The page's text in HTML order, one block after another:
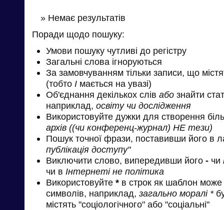
» Немає результатів
Поради щодо пошуку:
Умови пошуку чутливі до регістру
Загальні слова ігноруються
За замовчуванням тільки записи, що
(тобто І мається на увазі)
Об'єднання декількох слів або знайти
наприклад, освіту чи дослідження
Використовуйте дужки для створення
архів ((чи конференц-журнал) НЕ тези)
Пошук точної фрази, поставивши його в
публікація доступу"
Виключити слово, випередивши його - чи
чи в Інтернеті не політика
Використовуйте * в строк як шаблон може
символів, наприклад, загально моралі *
містять "соціологічного" або "соціальні"